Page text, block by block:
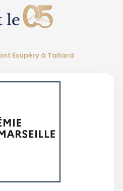
Exupéry à Tallard